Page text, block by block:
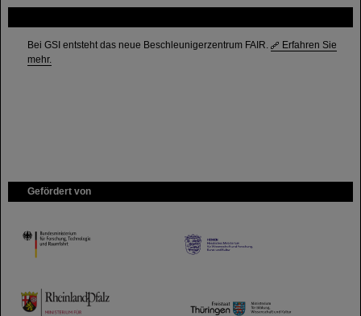
Bei GSI entsteht das neue Beschleunigerzentrum FAIR.
Erfahren Sie
mehr.
Gefördert von
HMWK
TMWWDG